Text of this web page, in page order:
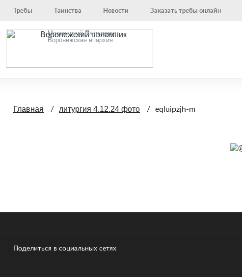
Требы Таинства Новости Заказать требы онлайн
Московский Патриархат,
Воронежская епархия
Главная литургия 4.12.24 фото eqluipzjh-m
Поделиться в социальных сетях